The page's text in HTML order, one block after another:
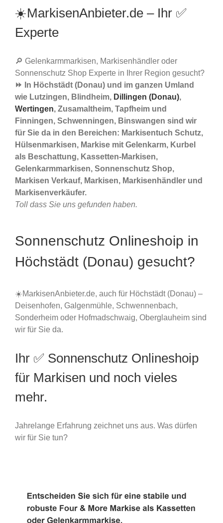
☀️MarkisenAnbieter.de – Ihr ✅
Experte
🔎 Gelenkarmmarkisen, Markisenhändler oder
Sonnenschutz Shop Experte in Ihrer Region gesucht?
⏩ In Höchstädt (Donau) und im ganzen Umland
wie Lutzingen, Blindheim, Dillingen (Donau),
Wertingen, Zusamaltheim, Tapfheim und
Finningen, Schwenningen, Binswangen sind wir
für Sie da in den Bereichen: Markisentuch Schutz,
Hülsenmarkisen, Markise mit Gelenkarm, Kurbel
als Beschattung, Kassetten-Markisen,
Gelenkarmmarkisen, Sonnenschutz Shop,
Markisen Verkauf, Markisen, Markisenhändler und
Markisenverkäufer.
Toll dass Sie uns gefunden haben.
Sonnenschutz Onlineshoip in
Höchstädt (Donau) gesucht?
☀️MarkisenAnbieter.de, auch für Höchstädt (Donau) –
Deisenhofen, Galgenmühle, Schwennenbach,
Sonderheim oder Hofmadschwaig, Oberglauheim sind
wir für Sie da.
Ihr ✅ Sonnenschutz Onlineshoip
für Markisen und noch vieles
mehr.
Jahrelange Erfahrung zeichnet uns aus. Was dürfen
wir für Sie tun?